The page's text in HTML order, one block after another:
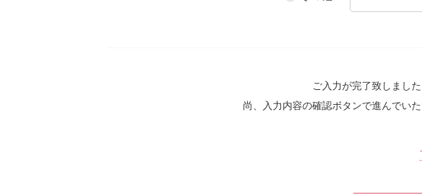
ご入力が完了致しまし
尚、入力内容の確認ボタンで進んでい